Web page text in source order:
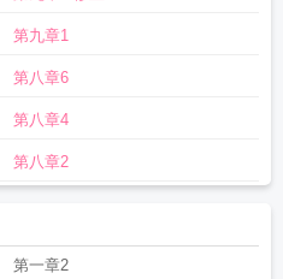
第九章1
第八章6
第八章4
第八章2
第一章2